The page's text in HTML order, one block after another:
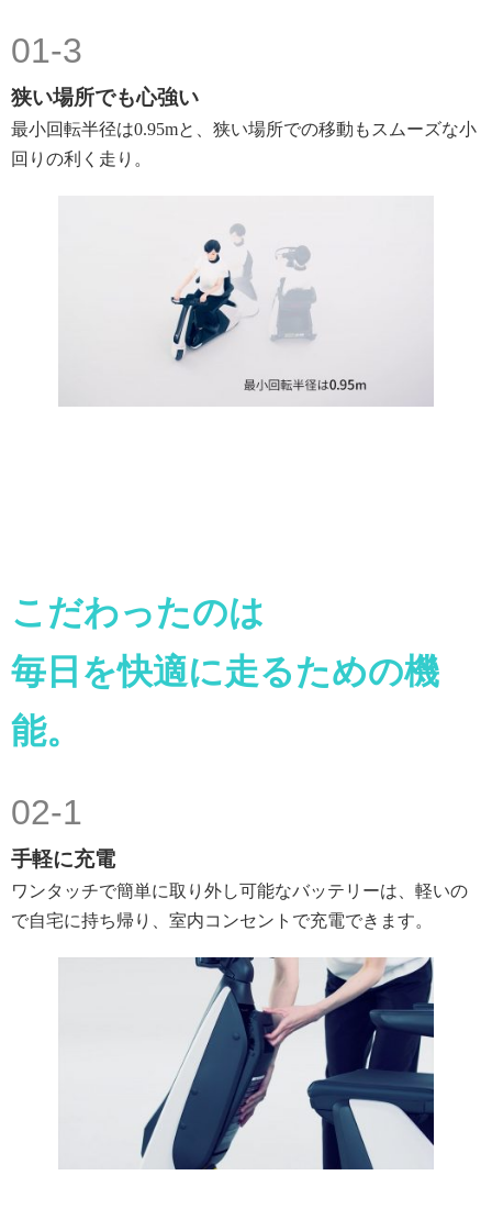
01-3
狭い場所でも心強い
最小回転半径は0.95mと、狭い場所での移動もスムーズな小
回りの利く走り。
こだわったのは
毎日を快適に走るための機
能。
02-1
手軽に充電
ワンタッチで簡単に取り外し可能なバッテリーは、軽いの
で自宅に持ち帰り、室内コンセントで充電できます。